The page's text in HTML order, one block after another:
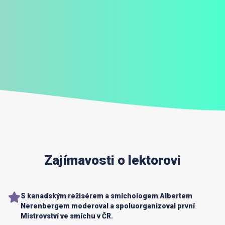
Zajímavosti o lektorovi
S kanadským režisérem a smíchologem Albertem
Nerenbergem moderoval a spoluorganizoval první
Mistrovství ve smíchu v ČR.